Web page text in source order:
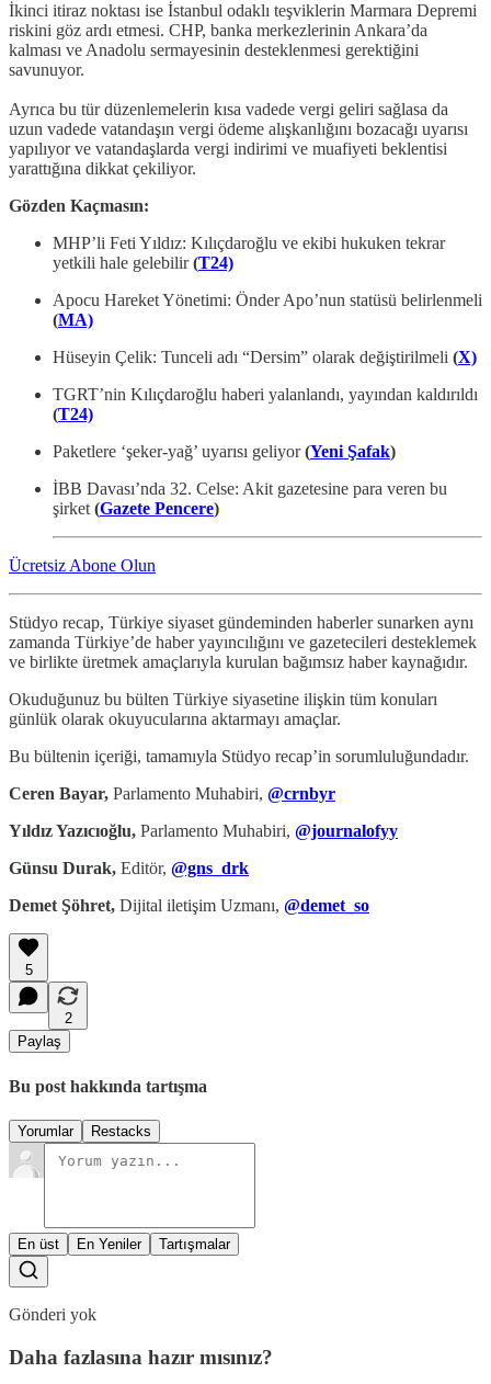
İkinci itiraz noktası ise İstanbul odaklı teşviklerin Marmara Depremi
riskini göz ardı etmesi. CHP, banka merkezlerinin Ankara’da
kalması ve Anadolu sermayesinin desteklenmesi gerektiğini
savunuyor.
Ayrıca bu tür düzenlemelerin kısa vadede vergi geliri sağlasa da
uzun vadede vatandaşın vergi ödeme alışkanlığını bozacağı uyarısı
yapılıyor ve vatandaşlarda vergi indirimi ve muafiyeti beklentisi
yarattığına dikkat çekiliyor.
Gözden Kaçmasın:
MHP’li Feti Yıldız: Kılıçdaroğlu ve ekibi hukuken tekrar
yetkili hale gelebilir(T24)
Apocu Hareket Yönetimi: Önder Apo’nun statüsü belirlenmeli
(MA)
Hüseyin Çelik: Tunceli adı “Dersim” olarak değiştirilmeli (X)
TGRT’nin Kılıçdaroğlu haberi yalanlandı, yayından kaldırıldı
(T24)
Paketlere ‘şeker-yağ’ uyarısı geliyor(Yeni Şafak)
İBB Davası’nda 32. Celse: Akit gazetesine para veren bu
şirket (Gazete Pencere)
Ücretsiz Abone Olun
Stüdyo recap, Türkiye siyaset gündeminden haberler sunarken aynı
zamanda Türkiye’de haber yayıncılığını ve gazetecileri desteklemek
ve birlikte üretmek amaçlarıyla kurulan bağımsız haber kaynağıdır.
Okuduğunuz bu bülten Türkiye siyasetine ilişkin tüm konuları
günlük olarak okuyucularına aktarmayı amaçlar.
Bu bültenin içeriği, tamamıyla Stüdyo recap’in sorumluluğundadır.
Ceren Bayar, Parlamento Muhabiri, @crnbyr
Yıldız Yazıcıoğlu, Parlamento Muhabiri, @journalofyy
Günsu Durak, Editör, @gns_drk
Demet Şöhret, Dijital iletişim Uzmanı, @demet_so
5
2
Paylaş
Bu post hakkında tartışma
Yorumlar Restacks
En üst En Yeniler Tartışmalar
Gönderi yok
Daha fazlasına hazır mısınız?